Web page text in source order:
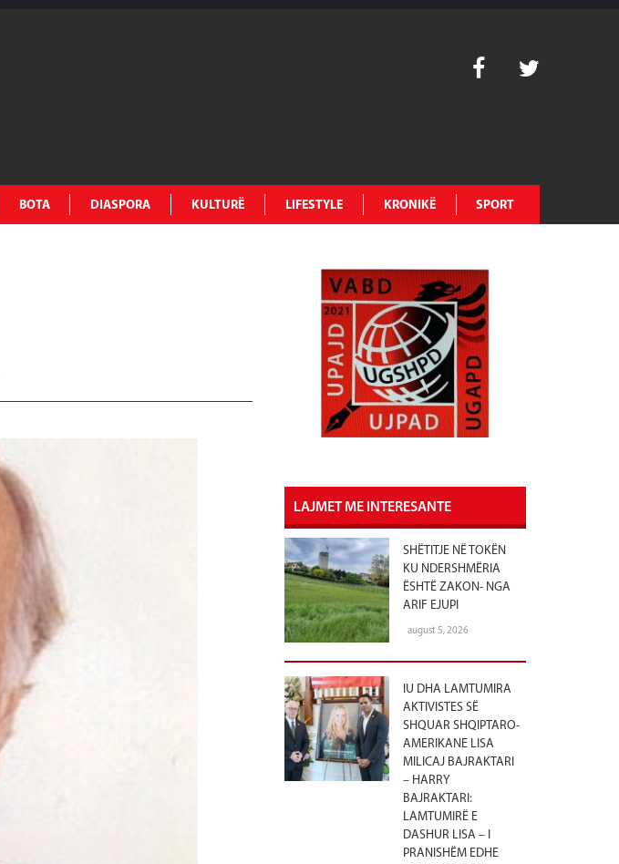
BOTA DIASPORA KULTURË LIFESTYLE KRONIKË SPORT
LAJMET ME INTERESANTE
SHËTITJE NË TOKËN
KU NDERSHMËRIA
ËSHTË ZAKON- NGA
ARIF EJUPI
august 5, 2026
IU DHA LAMTUMIRA
AKTIVISTES SË
SHQUAR SHQIPTARO-
AMERIKANE LISA
MILICAJ BAJRAKTARI
– HARRY
BAJRAKTARI:
LAMTUMIRË E
DASHUR LISA – I
PRANISHËM EDHE